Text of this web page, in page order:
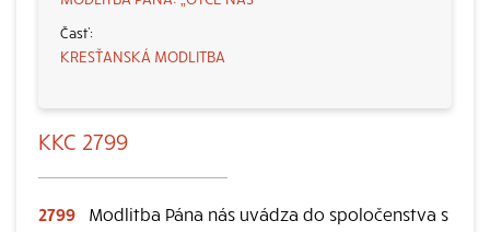
KRESŤANSKÁ MODLITBA
KKC 2799
2799
Modlitba Pána nás uvádza do spoločenstva s